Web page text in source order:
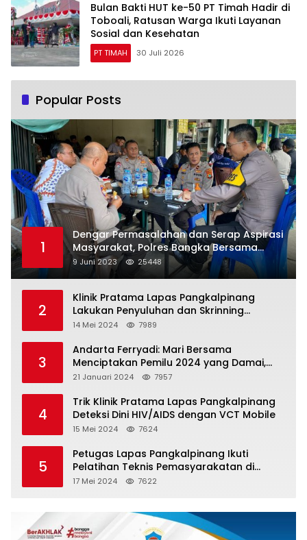
Bulan Bakti HUT ke-50 PT Timah Hadir di
Toboali, Ratusan Warga Ikuti Layanan
Sosial dan Kesehatan
PT TIMAH 30 Juli 2026
Popular Posts
1
Dengar Permasalahan dan Serap Aspirasi
Masyarakat, Polres Bangka Bersama
Polsek Pemali Rutin Gelar Jumat Curhat
9 Juni 2023 25448
2
Klinik Pratama Lapas Pangkalpinang
Lakukan Penyuluhan dan Skrinning
Kesehatan Jiwa Bagi Warga Binaan
14 Mei 2024 7989
3
Andarta Ferryadi: Mari Bersama
Menciptakan Pemilu 2024 yang Damai,
Jujur dan Adil.
21 Januari 2024 7957
4
Trik Klinik Pratama Lapas Pangkalpinang
Deteksi Dini HIV/AIDS dengan VCT Mobile
15 Mei 2024 7624
5
Petugas Lapas Pangkalpinang Ikuti
Pelatihan Teknis Pemasyarakatan di
Batam
17 Mei 2024 7622